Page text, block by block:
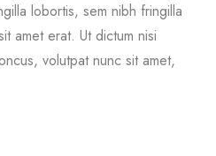
lobortis, sem nibh fringilla
amet erat. Ut dictum nisi
volutpat nunc sit amet,